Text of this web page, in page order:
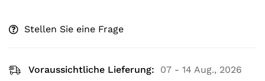
Stellen Sie eine Frage
Voraussichtliche Lieferung: 07 - 14 Aug., 2026